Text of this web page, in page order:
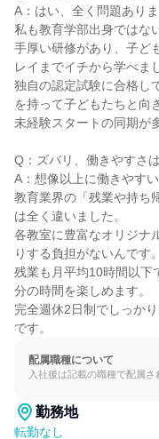
A：はい、全く問題ありま
私も教育学部出身ではな
手厚い研修があり、子ど
レイまでイチから学べま
独自の認定試験に合格し
を持って子どもたちと向
未経験スタートの同期が
Q：ズバリ、働きやすさ
A：想像以上に働きやすい
教育業界の「残業や持ち
は全く違いました。
各教室に豊富なオリジナ
りする負担がないんです。
残業も月平均10時間以下
分の時間を楽しめます。
完全週休2日制でしっか
です。
配属職種について
入社後は記載の職種で配属さ
勤務地
転勤なし